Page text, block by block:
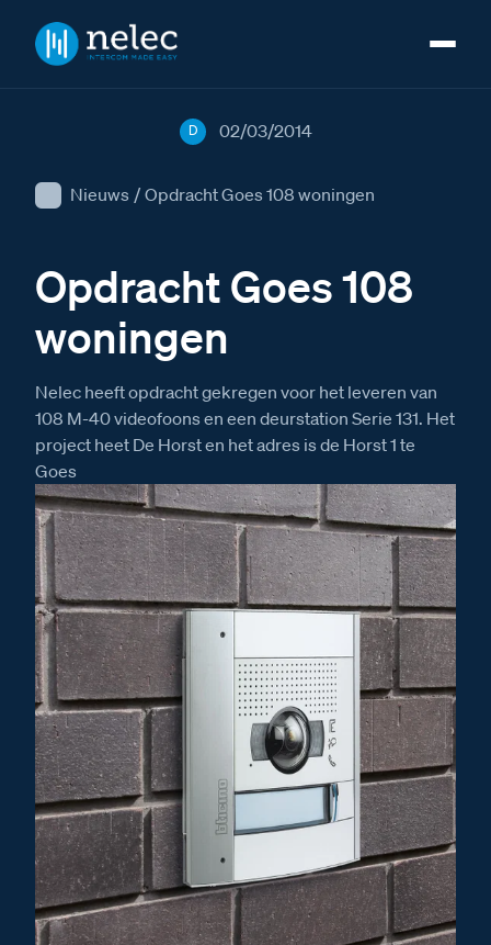
Nieuws / Opdracht Goes 108 woningen
D 02/03/2014
Opdracht Goes 108
woningen
Nelec heeft opdracht gekregen voor het leveren van
108 M-40 videofoons en een deurstation Serie 131. Het
project heet De Horst en het adres is de Horst 1 te
Goes